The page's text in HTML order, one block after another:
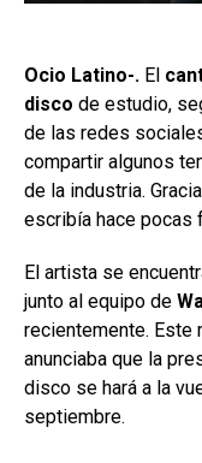
Ocio Latino-. El
disco de estudio,
de las redes
compartir algunos
de la industria.
escribía hace pocas
El artista se
junto al equipo de
recientemente. Este
anunciaba que la
disco se hará a la
septiembre.